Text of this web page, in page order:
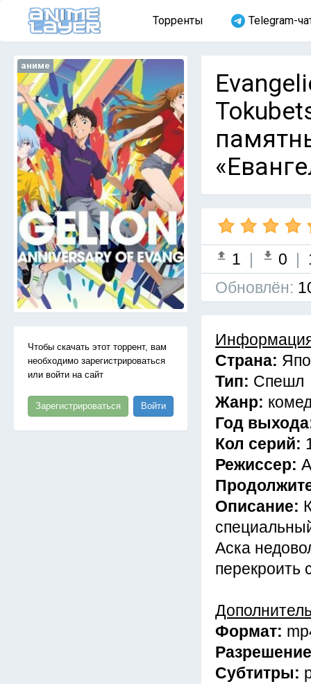
Торренты Telegram-
аниме
Чтобы скачать этот торрент, вам
необходимо зарегистрироваться
или войти на сайт
Зарегистрироваться Войти
1 | 0 |
Обновлён:
Страна:
Тип: Спешл
Жанр:
Год
Кол серий:
Режиссер:
Описание:
Аска
перекроить
Формат:
Субтитры: